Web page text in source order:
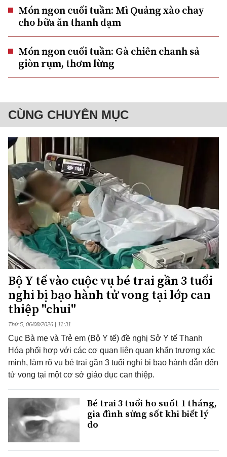
Món ngon cuối tuần: Mì Quảng xào chay
cho bữa ăn thanh đạm
Món ngon cuối tuần: Gà chiên chanh sả
giòn rụm, thơm lừng
CÙNG CHUYÊN MỤC
Bộ Y tế vào cuộc vụ bé trai gần 3 tuổi
nghi bị bạo hành tử vong tại lớp can
thiệp "chui"
Thứ 5, 06/08/2026 | 11:31
Cục Bà mẹ và Trẻ em (Bộ Y tế) đề nghị Sở Y tế Thanh
Hóa phối hợp với các cơ quan liên quan khẩn trương xác
minh, làm rõ vụ bé trai gần 3 tuổi nghi bị bạo hành dẫn đến
tử vong tại một cơ sở giáo dục can thiệp.
Bé trai 3 tuổi ho suốt 1 tháng,
gia đình sửng sốt khi biết lý
do